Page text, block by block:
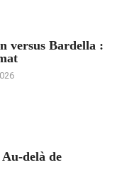
versus Bardella :
delà de